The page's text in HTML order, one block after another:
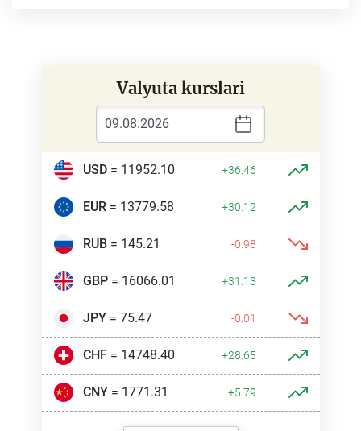
Valyuta kurslari
USD= 11952.10 +36.46
EUR= 13779.58 +30.12
RUB= 145.21 -0.98
GBP= 16066.01 +31.13
JPY= 75.47 -0.01
CHF= 14748.40 +28.65
CNY= 1771.31 +5.79